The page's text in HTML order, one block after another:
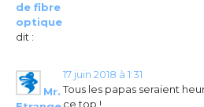
de fibre
optique
dit :
Mr.
17 juin 2018 à 1:31
Tous les papas seraient
ce top !